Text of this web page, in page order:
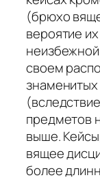
(брюхо
вероятие
своем
предметов
выше.
вящее
более